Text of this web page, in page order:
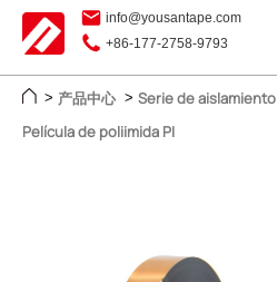
info@yousantape.com
+86-177-2758-9793
> 产品中心 > Serie de aislamiento
Película de poliimida PI